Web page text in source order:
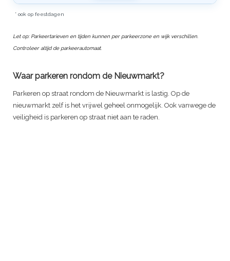
* ook op feestdagen
Let op: Parkeertarieven en tijden kunnen per parkeerzone en wijk verschillen.
Controleer altijd de parkeerautomaat.
Waar parkeren rondom de Nieuwmarkt?
Parkeren op straat rondom de Nieuwmarkt is lastig. Op de
nieuwmarkt zelf is het vrijwel geheel onmogelijk. Ook vanwege de
veiligheid is parkeren op straat niet aan te raden.